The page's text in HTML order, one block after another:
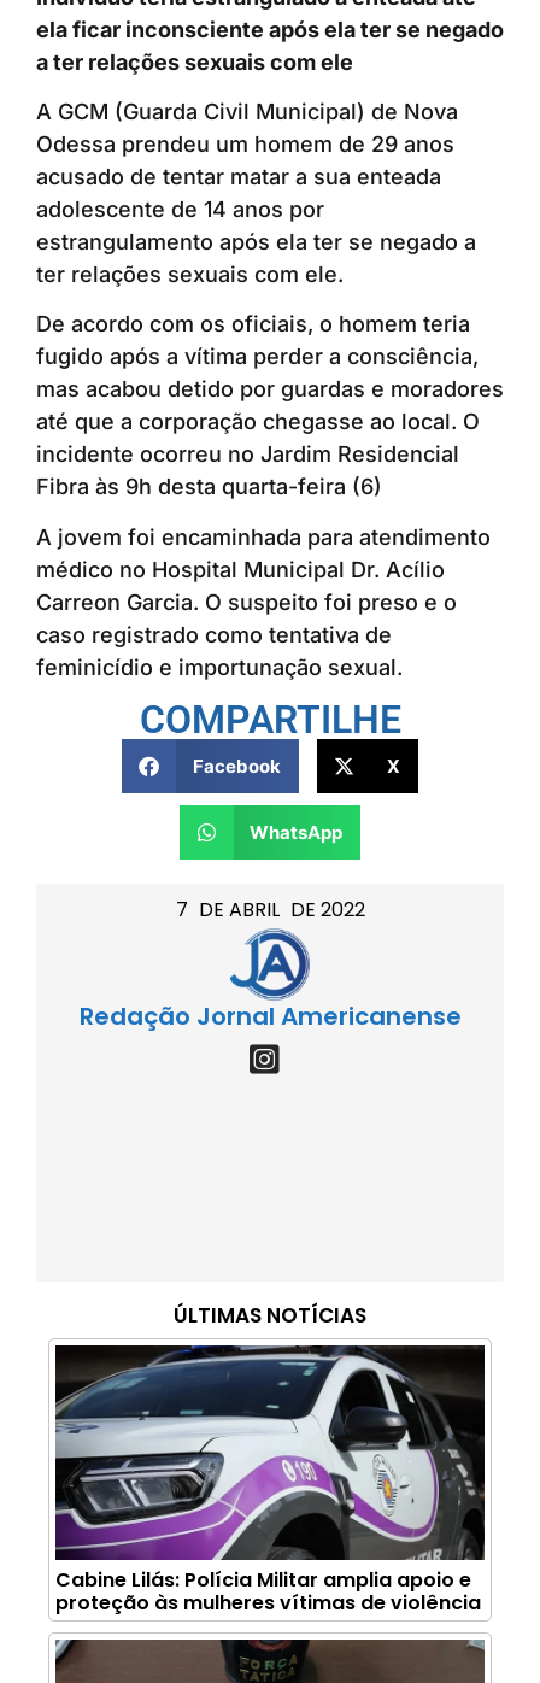
7 DE ABRIL DE 2022
Redação Jornal Americanense
ÚLTIMAS NOTÍCIAS
Cabine Lilás: Polícia Militar amplia apoio e
proteção às mulheres vítimas de violência
ela ficar inconsciente após ela ter se negado
a ter relações sexuais com ele
A GCM (Guarda Civil Municipal) de Nova
Odessa prendeu um homem de 29 anos
acusado de tentar matar a sua enteada
adolescente de 14 anos por
estrangulamento após ela ter se negado a
ter relações sexuais com ele.
De acordo com os oficiais, o homem teria
fugido após a vítima perder a consciência,
mas acabou detido por guardas e moradores
até que a corporação chegasse ao local. O
incidente ocorreu no Jardim Residencial
Fibra às 9h desta quarta-feira (6)
A jovem foi encaminhada para atendimento
médico no Hospital Municipal Dr. Acílio
Carreon Garcia. O suspeito foi preso e o
caso registrado como tentativa de
feminicídio e importunação sexual.
COMPARTILHE
Facebook X
WhatsApp